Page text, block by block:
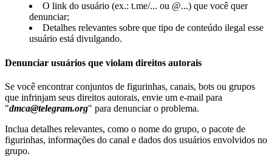
O link do usuário (ex.: t.me/... ou @...) que você quer
denunciar;
Detalhes relevantes sobre que tipo de conteúdo ilegal esse
usuário está divulgando.
Denunciar usuários que violam direitos autorais
Se você encontrar conjuntos de figurinhas, canais, bots ou grupos
que infrinjam seus direitos autorais, envie um e‑mail para
"dmca@telegram.org" para denunciar o problema.
Inclua detalhes relevantes, como o nome do grupo, o pacote de
figurinhas, informações do canal e dados dos usuários envolvidos no
grupo.